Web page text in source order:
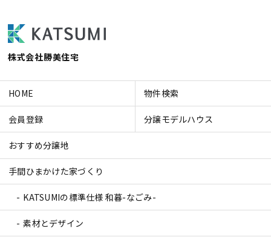
株式会社勝美住宅
HOME 物件検索
会員登録 分譲モデルハウス
おすすめ分譲地
手間ひまかけた家づくり
KATSUMIの標準仕様 和暮-なごみ-
素材とデザイン